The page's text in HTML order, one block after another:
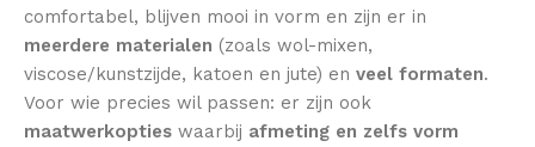
comfortabel, blijven mooi in vorm en zijn er in
meerdere materialen (zoals wol-mixen,
viscose/kunstzijde, katoen en jute) en veel formaten.
Voor wie precies wil passen: er zijn ook
maatwerkopties waarbij afmeting en zelfs vorm